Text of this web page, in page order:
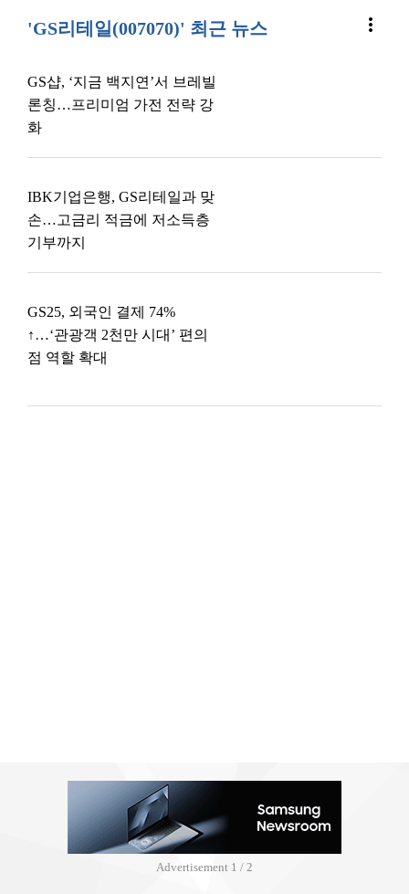
'GS리테일(007070)' 최근 뉴스 more_vert
GS샵, ‘지금 백지연’서 브레빌
론칭…프리미엄 가전 전략 강
화
IBK기업은행, GS리테일과 맞
손…고금리 적금에 저소득층
기부까지
GS25, 외국인 결제 74%
↑…‘관광객 2천만 시대’ 편의
점 역할 확대
Advertisement 2 / 2